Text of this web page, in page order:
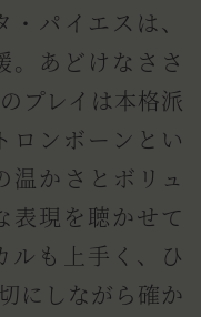
パイエスは、
。あどけなささ
プレイは本格派
ロンボーンとい
温かさとボリュ
表現を聴かせて
ルも上手く、ひ
にしながら確か